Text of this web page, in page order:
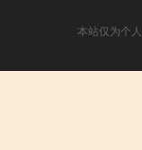
本站仅为个